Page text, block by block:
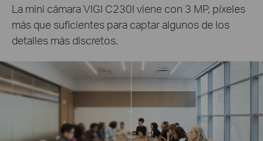
La mini cámara VIGI C230I viene con 3 MP, píxeles
más que suficientes para captar algunos de los
detalles más discretos.